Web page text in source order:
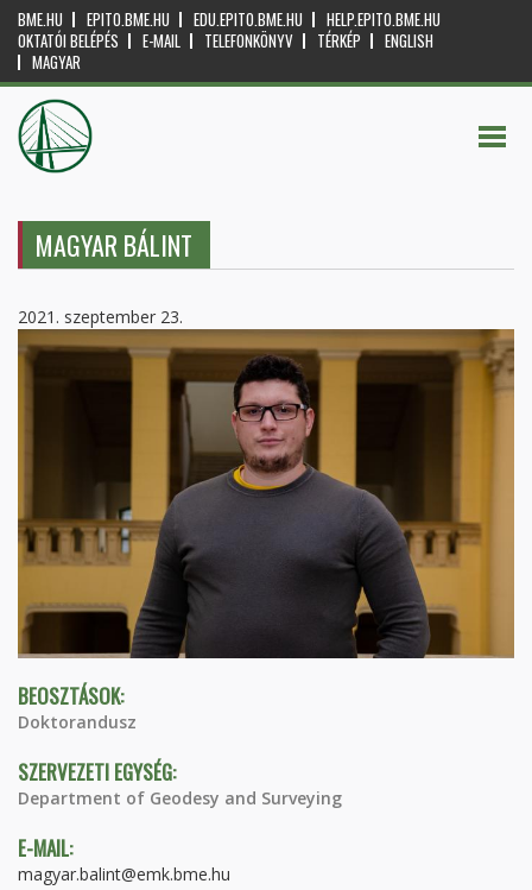
BME.HU EPITO.BME.HU EDU.EPITO.BME.HU
HELP.EPITO.BME.HU
OKTATÓI BELÉPÉS
E-MAIL TELEFONKÖNYV TÉRKÉP
ENGLISH
MAGYAR
MAGYAR BÁLINT
2021. szeptember 23.
BEOSZTÁSOK:
Doktorandusz
SZERVEZETI EGYSÉG:
Department of Geodesy and Surveying
E-MAIL:
magyar.balint@emk.bme.hu